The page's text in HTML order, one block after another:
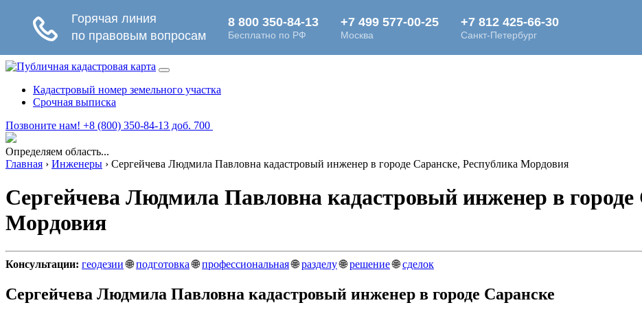
Кадастровый номер земельного участка
Срочная выписка
Позвоните нам! +8 (800) 350-84-13 доб. 700
Определяем область...
Главная › Инженеры › Сергейчева Людмила Павловна кадастровый инженер в городе Саранске, Республика Мордовия
Сергейчева Людмила Павловна кадастровый инженер в городе
Мордовия
Консультации: геодезии🌐подготовка🌐профессиональная🌐разделу🌐решение🌐сделок
Сергейчева Людмила Павловна кадастровый инженер в городе Саранске